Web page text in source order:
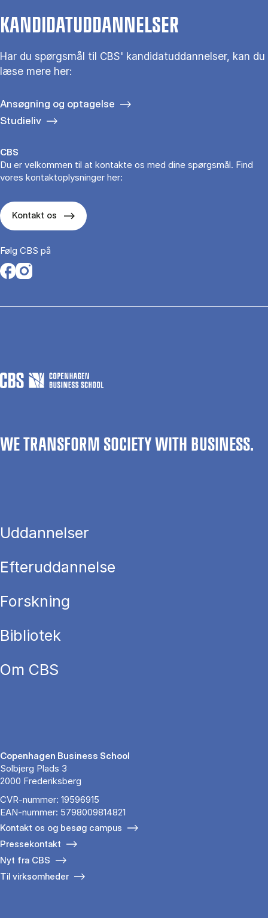
KANDIDATUDDANNELSER
Har du spørgs­mål til CBS' kandidat­uddannelser, kan du
læse mere her:
Ansøgning og optagelse
Studieliv
CBS
Du er velkommen til at kontakte os med dine spørgsmål. Find
vores kontaktoplysninger her:
Kontakt os
Følg CBS på
Opens in a new tab
Opens in a new tab
WE TRANSFORM SOCIETY WITH BUSINESS.
Uddannelser
Efteruddannelse
Forskning
Bibliotek
Om CBS
Copenhagen Business School
Solbjerg Plads 3
2000 Frederiksberg
CVR-nummer: 19596915
EAN-nummer: 5798009814821
Kontakt os og besøg campus
Pressekontakt
Nyt fra CBS
Til virksomheder